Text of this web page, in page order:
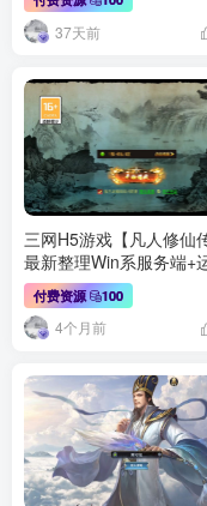
37天前
三网H5游戏【凡人修仙
最新整理Win系服务端+
理后台+全套表+全套源码
细搭建教程
付费资源 100
4个月前